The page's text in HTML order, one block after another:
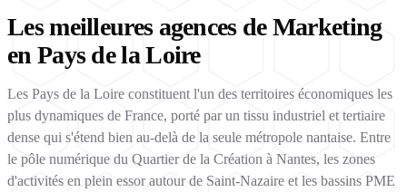
Les meilleures agences de Marketing
en Pays de la Loire
Les Pays de la Loire constituent l'un des territoires économiques les
plus dynamiques de France, porté par un tissu industriel et tertiaire
dense qui s'étend bien au-delà de la seule métropole nantaise. Entre
le pôle numérique du Quartier de la Création à Nantes, les zones
d'activités en plein essor autour de Saint-Nazaire et les bassins PME